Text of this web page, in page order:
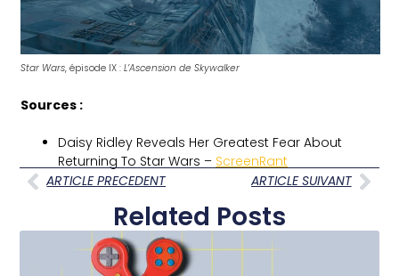
Star Wars, épisode IX :L’Ascension de Skywalker
Sources :
Daisy Ridley Reveals Her Greatest Fear About
Returning To Star Wars – ScreenRant
ARTICLE PRECEDENT
ARTICLE SUIVANT
Related Posts